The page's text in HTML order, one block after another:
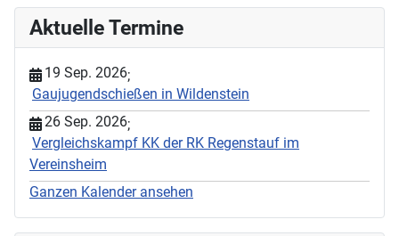
Aktuelle Termine
19 Sep. 2026;
Gaujugendschießen in Wildenstein
26 Sep. 2026;
Vergleichskampf KK der RK Regenstauf im
Vereinsheim
Ganzen Kalender ansehen